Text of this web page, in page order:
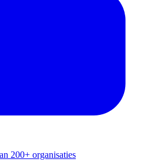
200+ organisaties